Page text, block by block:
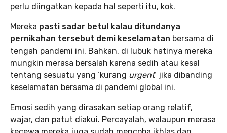
perlu diingatkan kepada hal seperti itu, kok.
Mereka pasti sadar betul kalau ditundanya
pernikahan tersebut demi keselamatan bersama di
tengah pandemi ini. Bahkan, di lubuk hatinya mereka
mungkin merasa bersalah karena sedih atau kesal
tentang sesuatu yang ‘kurang urgent‘ jika dibanding
keselamatan bersama di pandemi global ini.
Emosi sedih yang dirasakan setiap orang relatif,
wajar, dan patut diakui. Percayalah, walaupun merasa